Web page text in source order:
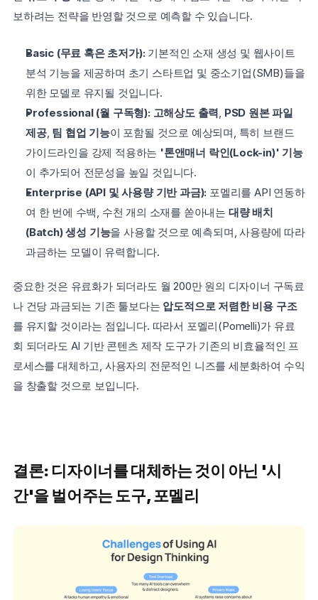
보하려는 전략을 반영할 것으로 예측할 수 있습니다.
Basic (무료 혹은 초저가): 기본적인 소재 생성 및 웹사이트
분석 기능을 제공하며 초기 스타트업 및 중소기업(SMB)들을
위한 모델로 유지될 것입니다.
Professional (월 구독형): 고해상도 출력, PSD 원본 파일
제공, 팀 협업 기능이 포함될 것으로 예상되며, 특히 브랜드
가이드라인을 강제 적용하는 '톤앤매너 락인(Lock-in)' 기능
이 추가되어 전문성을 높일 것입니다.
Enterprise (API 및 사용량 기반 과금): 포멜리를 API 연동하
여 한 번에 수백, 수천 개의 소재를 쏟아내는 대량 배치
(Batch) 생성 기능을 사용할 것으로 예측되며, 사용량에 따라
과금하는 모델이 유력합니다.
중요한 것은 유료화가 되더라도 월 200만 원의 디자이너 구독료
나 건당 과금되는 기존 툴보다는 압도적으로 저렴한 비용 구조
를 유지할 것이라는 점입니다. 따라서 포멜리(Pomelli)가 유료
회 되더라도 AI 기반 콘텐츠 제작 도구가 기존의 비효율적인 프
로세스를 대체하고, 사용자의 전문적인 니즈를 세분화하여 수익
을 창출할 것으로 보입니다.
결론: 디자이너를 대체하는 것이 아닌 '시
간'을 벌어주는 도구, 포멜리